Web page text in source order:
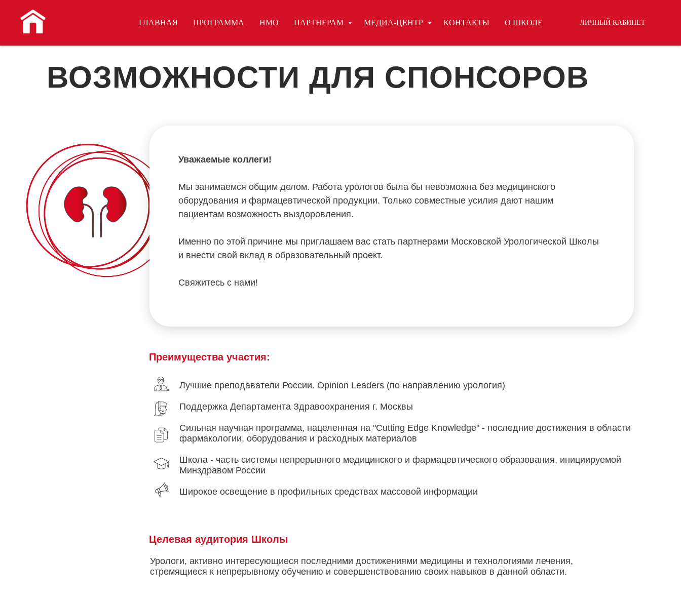
ГЛАВНАЯ ПРОГРАММА НМО ПАРТНЕРАМ МЕДИА-ЦЕНТР КОНТАКТЫ О ШКОЛЕ ЛИЧНЫЙ КАБИНЕТ
ВОЗМОЖНОСТИ ДЛЯ СПОНСОРОВ
Уважаемые коллеги!
Мы занимаемся общим делом. Работа урологов была бы невозможна без медицинского
оборудования и фармацевтической продукции. Только совместные усилия дают нашим
пациентам возможность выздоровления.
Именно по этой причине мы приглашаем вас стать партнерами Московской Урологической Школы
и внести свой вклад в образовательный проект.
Свяжитесь с нами!
Преимущества участия:
Лучшие преподаватели России. Opinion Leaders (по направлению урология)
Поддержка Департамента Здравоохранения г. Москвы
Сильная научная программа, нацеленная на "Cutting Edge Knowledge" - последние достижения в области
фармакологии, оборудования и расходных материалов
Школа - часть системы непрерывного медицинского и фармацевтического образования, инициируемой
Минздравом России
Широкое освещение в профильных средствах массовой информации
Целевая аудитория Школы
Урологи, активно интересующиеся последними достижениями медицины и технологиями лечения,
стремящиеся к непрерывному обучению и совершенствованию своих навыков в данной области.